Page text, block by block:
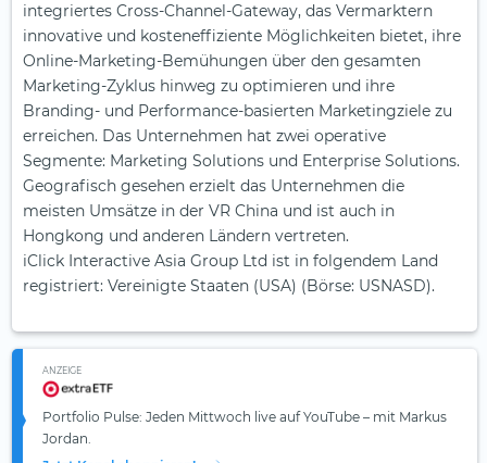
integriertes Cross-Channel-Gateway, das Vermarktern
innovative und kosteneffiziente Möglichkeiten bietet, ihre
Online-Marketing-Bemühungen über den gesamten
Marketing-Zyklus hinweg zu optimieren und ihre
Branding- und Performance-basierten Marketingziele zu
erreichen. Das Unternehmen hat zwei operative
Segmente: Marketing Solutions und Enterprise Solutions.
Geografisch gesehen erzielt das Unternehmen die
meisten Umsätze in der VR China und ist auch in
Hongkong und anderen Ländern vertreten.
iClick Interactive Asia Group Ltd ist in folgendem Land
registriert: Vereinigte Staaten (USA) (Börse: USNASD).
ANZEIGE
Portfolio Pulse: Jeden Mittwoch live auf YouTube – mit Markus
Jordan.